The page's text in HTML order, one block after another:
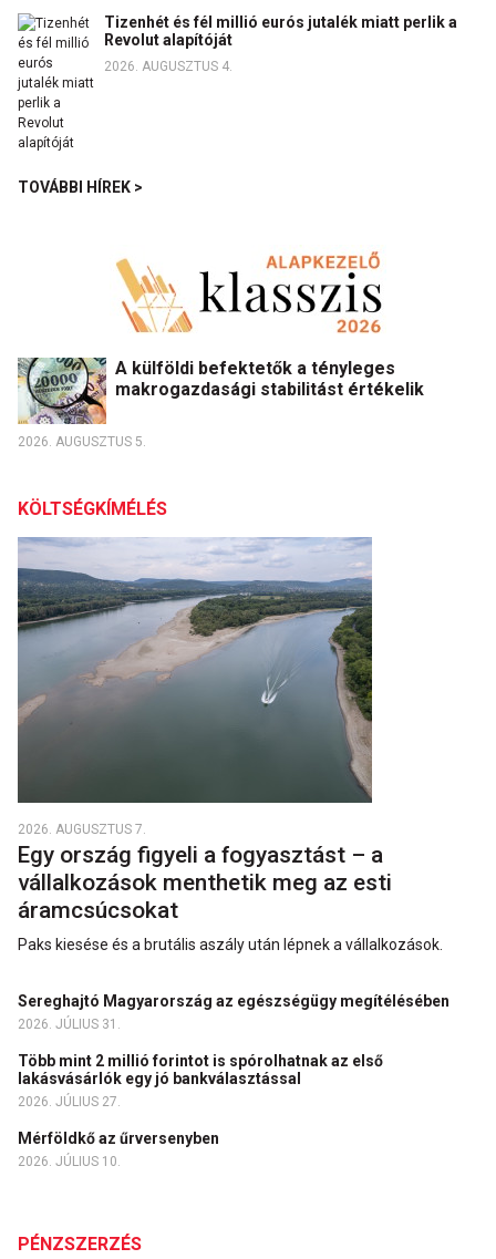
Tizenhét és fél millió eurós jutalék miatt perlik a
Revolut alapítóját
2026. AUGUSZTUS 4.
TOVÁBBI HÍREK >
A külföldi befektetők a tényleges
makrogazdasági stabilitást értékelik
2026. AUGUSZTUS 5.
KÖLTSÉGKÍMÉLÉS
2026. AUGUSZTUS 7.
Egy ország figyeli a fogyasztást – a
vállalkozások menthetik meg az esti
áramcsúcsokat
Paks kiesése és a brutális aszály után lépnek a vállalkozások.
Sereghajtó Magyarország az egészségügy megítélésében
2026. JÚLIUS 31.
Több mint 2 millió forintot is spórolhatnak az első
lakásvásárlók egy jó bankválasztással
2026. JÚLIUS 27.
Mérföldkő az űrversenyben
2026. JÚLIUS 10.
PÉNZSZERZÉS